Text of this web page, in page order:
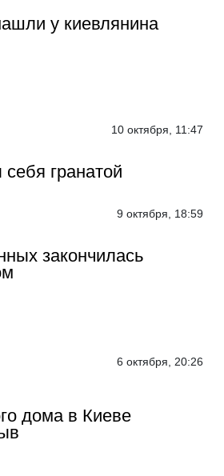
у киевлянина
10 октября, 11:47
гранатой
9 октября, 18:59
закончилась
6 октября, 20:26
дома в Киеве